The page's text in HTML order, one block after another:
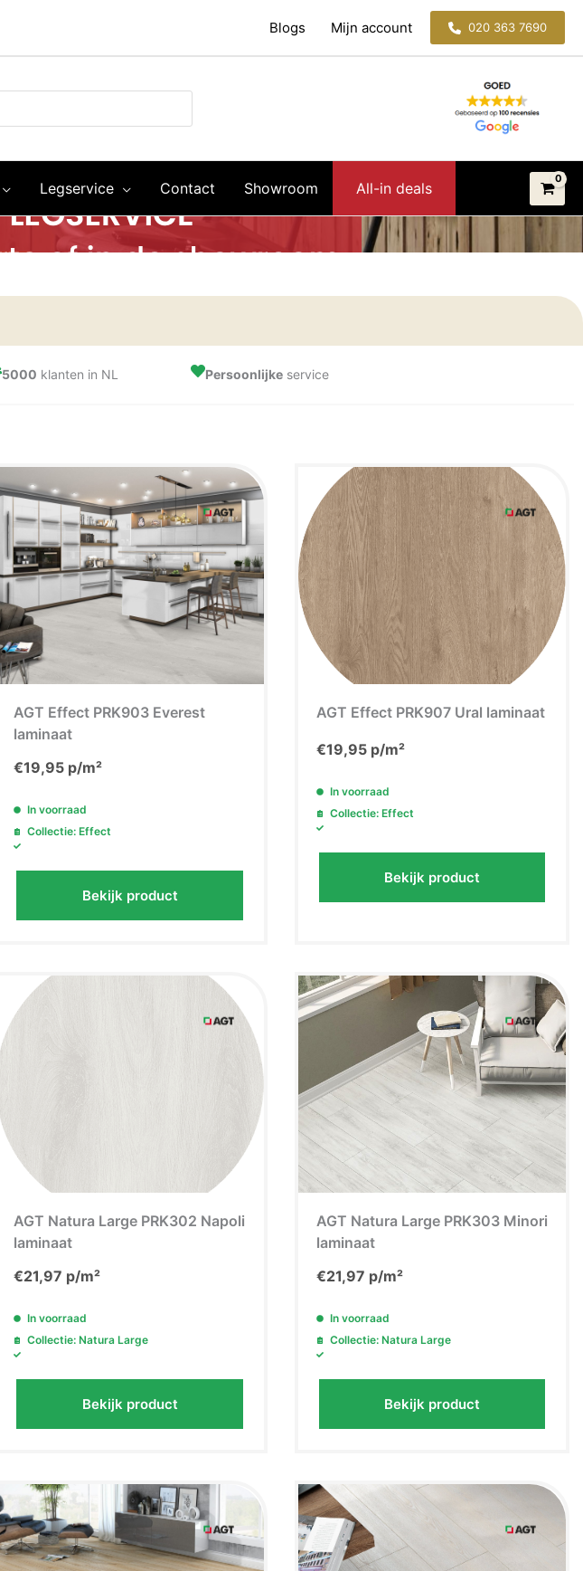
Blogs Mijn account 020 363 7690
Legservice Contact Showroom All-in deals
5000 klanten in NL Persoonlijkeservice
AGT Effect PRK903 Everest
laminaat
€19,95 p/m²
In voorraad
Collectie: Effect
Bekijk product
AGT Effect PRK907 Ural laminaat
€19,95p/m²
In voorraad
Collectie: Effect
Bekijk product
AGT Natura Large PRK302 Napoli
laminaat
€21,97 p/m²
In voorraad
Collectie: Natura Large
Bekijk product
AGT Natura Large PRK303 Minori
laminaat
€21,97 p/m²
In voorraad
Collectie: Natura Large
Bekijk product
Pagina
PaginaPaginaPagina